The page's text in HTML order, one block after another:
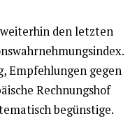
den letzten
Empfehlungen gegen
Rechnungshof
begünstige.